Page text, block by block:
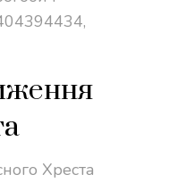
Хреста